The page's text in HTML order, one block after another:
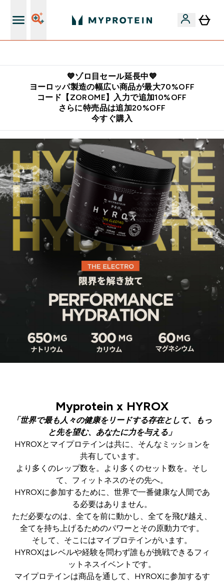
💙ゾロ目セール延長中💙
ヨーロッパ製造の幅広い商品が最大70%OFF
コード【ZOROME】入力で追加10%OFF
さらに特売品は追加20%OFF
今すぐ購入
Myprotein x HYROX
「 世界で最も人々の健康をリードする存在として、もっ
と先を望む、あなたに力を与える」
HYROXとマイプロテインは共に、そんなミッションを
共有しています。
より多くのレップ数を。より多くのセット数を。そし
て、フィットネスのその先へ。
HYROXに参加するために、世界で一番健康な人間であ
る必要はありません。
ただ必要なのは、全てを前に動かし、全てを飛び越え、
全てを持ち上げるためのパワーとその原動力です。
そして、そこにはマイプロテインがいます。
HYROXはレベルや経験を問わず誰もが挑戦できるフィ
ットネスイベントです。
マイプロテインは商品を通して、HYROXに参加するす